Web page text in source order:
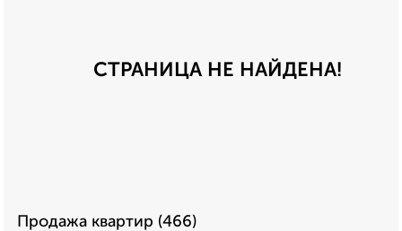
СТРАНИЦА НЕ НАЙДЕНА!
Продажа квартир (466)